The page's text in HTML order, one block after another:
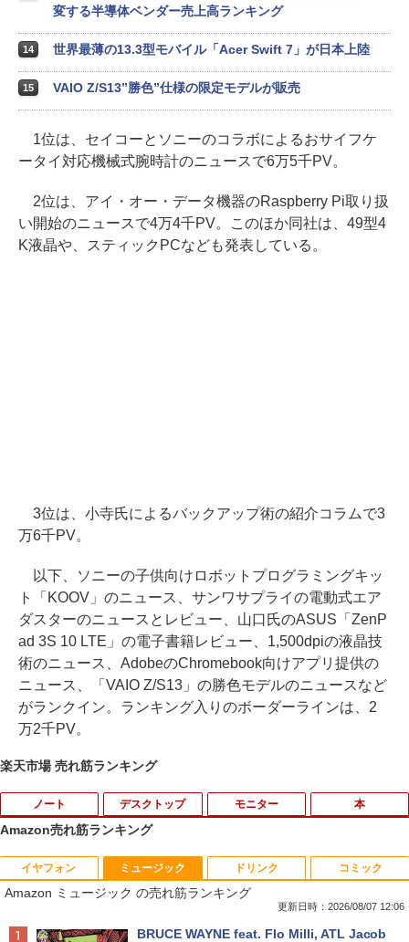
変する半導体ベンダー売上高ランキング
14 世界最薄の13.3型モバイル「Acer Swift 7」が日本上陸
15 VAIO Z/S13”勝色”仕様の限定モデルが販売
1位は、セイコーとソニーのコラボによるおサイフケ
ータイ対応機械式腕時計のニュースで6万5千PV。
2位は、アイ・オー・データ機器のRaspberry Pi取り扱
い開始のニュースで4万4千PV。このほか同社は、49型4
K液晶や、スティックPCなども発表している。
3位は、小寺氏によるバックアップ術の紹介コラムで3
万6千PV。
以下、ソニーの子供向けロボットプログラミングキッ
ト「KOOV」のニュース、サンワサプライの電動式エア
ダスターのニュースとレビュー、山口氏のASUS「ZenP
ad 3S 10 LTE」の電子書籍レビュー、1,500dpiの液晶技
術のニュース、AdobeのChromebook向けアプリ提供の
ニュース、「VAIO Z/S13」の勝色モデルのニュースなど
がランクイン。ランキング入りのボーダーラインは、2
万2千PV。
楽天市場 売れ筋ランキング
ノート
1
【タッチパネル機能付き】中古 ノートパ
ソコン 2in1 Panasonic Let's note CF-X
Z6 レッツノート 中古パソコン Windows
デスクトップ
1
【高速SSD】送料無料【富士通 ESPRIM
O Q556/M 第6世代 Core i3-6100T 3.20
GHz/メモリ:16GB /SSD 256GB & Wind
モニター
1
HP Z23i プロフェッショナル液晶モニタ
ー 23インチワイド ブラック 1920×1080
（フルHD） ノングレア 非光沢 IPSパネ
本
1
ふしぎの国のバード 14巻 （ハルタコミ
ックス） [ 佐々 大河 ]
￥1,034
Amazon売れ筋ランキング
イヤフォン
Anker Soundcore P40i オフホワイト
ミュージック
Amazon ミュージック の売れ筋ランキング
更新日時：2026/08/07 12:06
BRUCE WAYNE feat. Flo Milli, ATL Jacob
ドリンク コミック